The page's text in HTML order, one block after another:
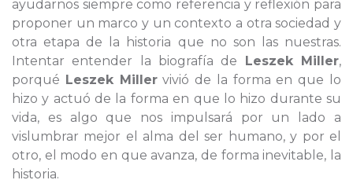
ayudarnos siempre como referencia y reflexión para
proponer un marco y un contexto a otra sociedad y
otra etapa de la historia que no son las nuestras.
Intentar entender la biografía de Leszek Miller,
porqué Leszek Millervivió de la forma en que lo
hizo y actuó de la forma en que lo hizo durante su
vida, es algo que nos impulsará por un lado a
vislumbrar mejor el alma del ser humano, y por el
otro, el modo en que avanza, de forma inevitable, la
historia.